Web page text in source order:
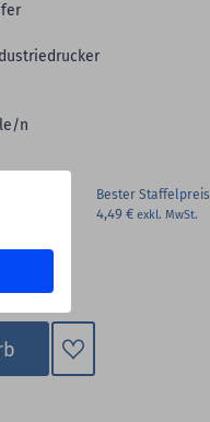
n
Bester Staffelpreis
4,49 €
Zum